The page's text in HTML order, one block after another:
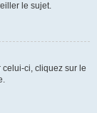
le sujet.
celui-ci, cliquez sur le